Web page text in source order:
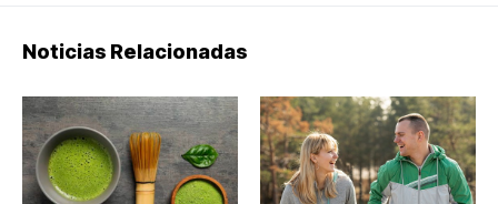
Noticias Relacionadas